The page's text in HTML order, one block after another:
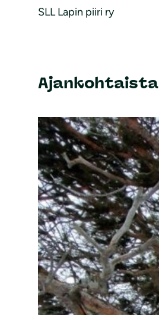
SLL Lapin piiri ry
Ajankohtaista